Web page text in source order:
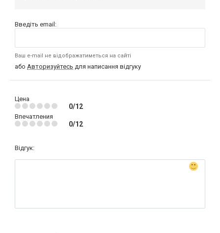
Введіть email:
Ваш e-mail не відображатиметься на сайті
або Авторизуйтесь для написання відгуку
Цена
0/12
Впечатления
0/12
Відгук: